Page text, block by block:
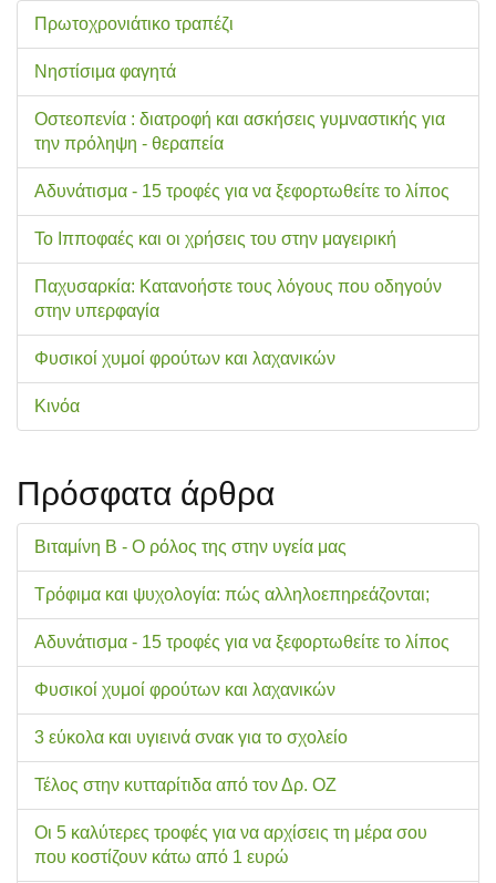
Πρωτοχρονιάτικο τραπέζι
Νηστίσιμα φαγητά
Οστεοπενία : διατροφή και ασκήσεις γυμναστικής για
την πρόληψη - θεραπεία
Αδυνάτισμα - 15 τροφές για να ξεφορτωθείτε το λίπος
Το Ιπποφαές και οι χρήσεις του στην μαγειρική
Παχυσαρκία: Κατανοήστε τους λόγους που οδηγούν
στην υπερφαγία
Φυσικοί χυμοί φρούτων και λαχανικών
Κινόα
Πρόσφατα άρθρα
Βιταμίνη Β - Ο ρόλος της στην υγεία μας
Τρόφιμα και ψυχολογία: πώς αλληλοεπηρεάζονται;
Αδυνάτισμα - 15 τροφές για να ξεφορτωθείτε το λίπος
Φυσικοί χυμοί φρούτων και λαχανικών
3 εύκολα και υγιεινά σνακ για το σχολείo
Τέλος στην κυτταρίτιδα από τον Δρ. ΟΖ
Οι 5 καλύτερες τροφές για να αρχίσεις τη μέρα σου
που κοστίζουν κάτω από 1 ευρώ